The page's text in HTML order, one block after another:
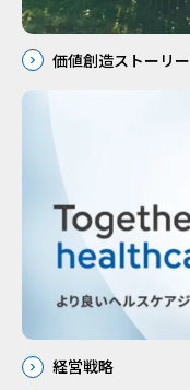
価値創造ストーリー
経営戦略